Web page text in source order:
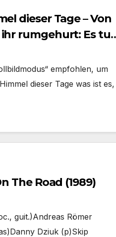
dieser Tage – Von
ihr rumgehurt: Es tut
empfohlen, um
dieser Tage was ist es,
The Road (1989)
guit.)Andreas Römer
Dziuk (p)Skip